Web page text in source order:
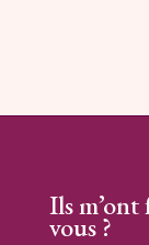
Ils
vous ?